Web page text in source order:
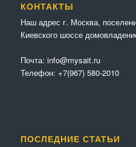
КОНТАКТЫ
Наш адрес г. Москва,
Киевского шоссе
Почта: info@mysait.ru
Телефон: +7(967) 580-2010
ПОСЛЕДНИЕ СТАТЬИ